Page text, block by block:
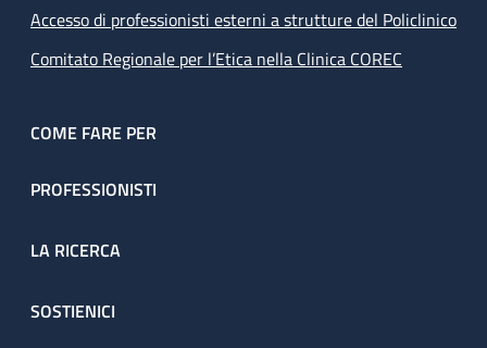
Accesso di professionisti esterni a strutture del Policlinico
Comitato Regionale per l’Etica nella Clinica COREC
COME FARE PER
PROFESSIONISTI
LA RICERCA
SOSTIENICI